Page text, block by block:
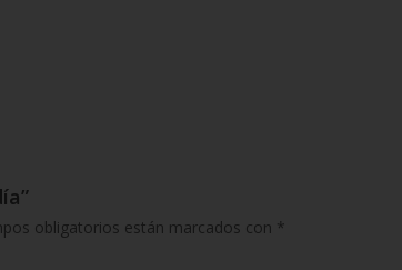
obligatorios están marcados con *